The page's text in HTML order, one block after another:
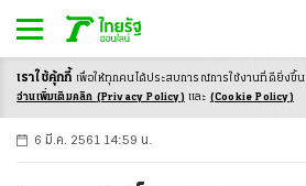
-ก ก ก+
6 มี.ค. 2561 14:59 น.
เราใช้คุ้กกี้ เพื่อให้ทุกคนได้ประสบการณ์การใช้งานที่ดียิ่งขึ้น
อ่านเพิ่มเติมคลิก (Privacy Policy) และ (Cookie Policy)